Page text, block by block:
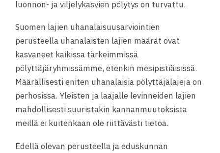
luonnon- ja viljelykasvien pölytys on turvattu.
Suomen lajien uhanalaisuusarviointien
perusteella uhanalaisten lajien määrät ovat
kasvaneet kaikissa tärkeimmissä
pölyttäjäryhmissämme, etenkin mesipistiäisissä.
Määrällisesti eniten uhanalaisia pölyttäjälajeja on
perhosissa. Yleisten ja laajalle levinneiden lajien
mahdollisesti suuristakin kannanmuutoksista
meillä ei kuitenkaan ole riittävästi tietoa.
Edellä olevan perusteella ja eduskunnan